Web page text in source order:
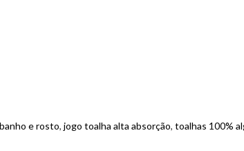
e rosto, jogo toalha alta absorção, toalhas 100%